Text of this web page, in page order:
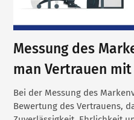
Messung des
man Vertrauen
Bei der Messung des
Bewertung des Vertrauens,